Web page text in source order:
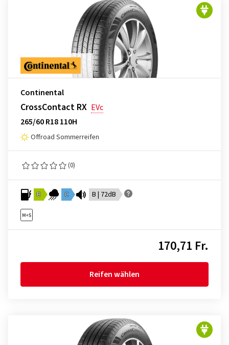
Continental
CrossContact RX EVc
265/60 R18 110H
Offroad Sommerreifen
(0)
B C B | 72dB
170,71 Fr.
Reifen wählen